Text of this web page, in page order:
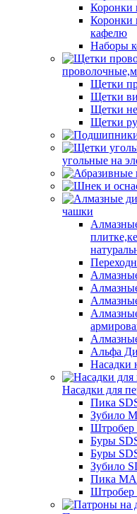
Коронки
Коронки
кафелю
Наборы
Щетки
Щетки
Щетки
Щетки
угольные на
чашки
Альфа
Насадки
Насадки для
Пика
Зубило
Штробер
Буры
Буры
Зубило
Пика
Штробер